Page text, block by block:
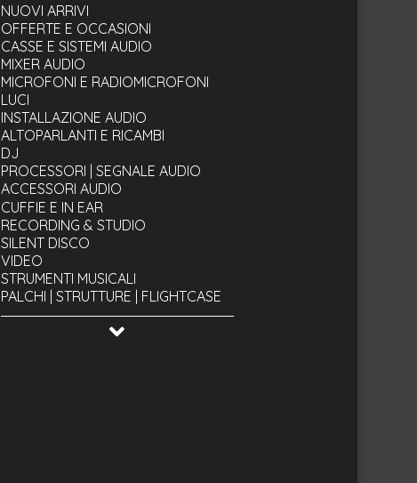
NUOVI ARRIVI
OFFERTE E OCCASIONI
CASSE E SISTEMI AUDIO
MIXER AUDIO
MICROFONI E RADIOMICROFONI
LUCI
INSTALLAZIONE AUDIO
ALTOPARLANTI E RICAMBI
DJ
PROCESSORI | SEGNALE AUDIO
ACCESSORI AUDIO
Supporti e stativi
Leggii sgabelli e Lampade per leggii
Componenti e Accessori
Cover e trasporto leggero
CUFFIE E IN EAR
RECORDING & STUDIO
SILENT DISCO
VIDEO
STRUMENTI MUSICALI
PALCHI | STRUTTURE | FLIGHTCASE
CAVI
STRUMENTI TECNICI & BACKSTAGE